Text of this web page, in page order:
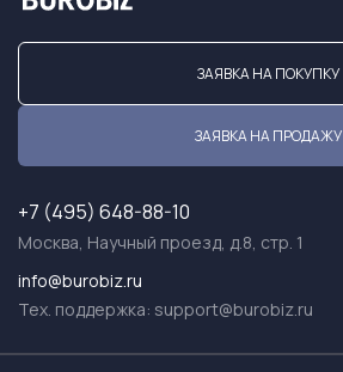
ЗАЯВКА НА ПОКУПКУ
ЗАЯВКА НА ПРОДАЖУ
+7 (495) 648-88-10
Москва, Научный проезд, д.8, стр. 1
info@burobiz.ru
Тех. поддержка: support@burobiz.ru